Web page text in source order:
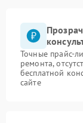
Точные прайс-
ремонта,
бесплатной
сайте